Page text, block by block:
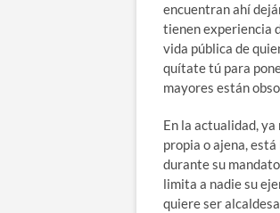
encuentran ahí
tienen experiencia
vida pública de
quítate tú para
mayores están
En la actualidad,
propia o ajena,
durante su
limita a nadie su
quiere ser